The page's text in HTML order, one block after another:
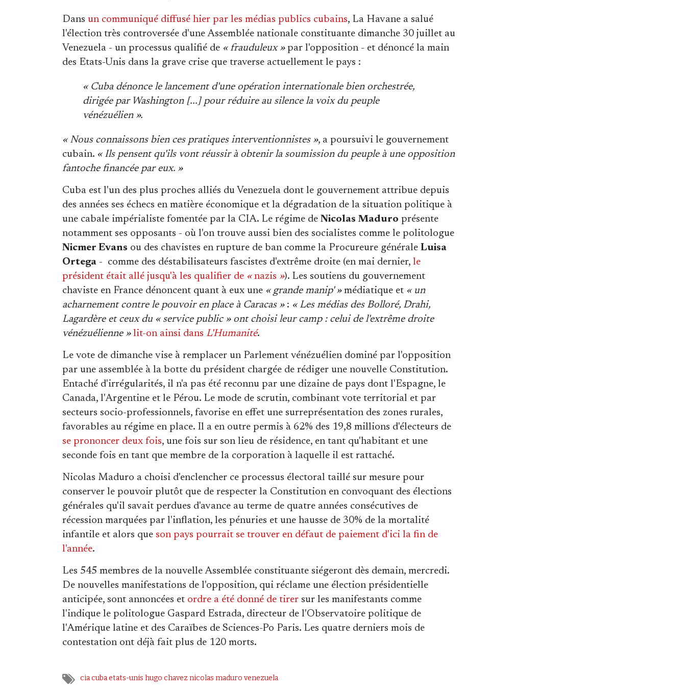
Dans un communiqué diffusé hier par les médias publics cubains, La Havane a salué
l'élection très controversée d'une Assemblée nationale constituante dimanche 30 juillet au
Venezuela - un processus qualifié de « frauduleux »par l'opposition - et dénoncé la main
des Etats-Unis dans la grave crise que traverse actuellement le pays :
« Cuba dénonce le lancement d'une opération internationale bien orchestrée,
dirigée par Washington [...] pour réduire au silence la voix du peuple
vénézuélien ».
« Nous connaissons bien ces pratiques interventionnistes », a poursuivi le gouvernement
cubain. « Ils pensent qu'ils vont réussir à obtenir la soumission du peuple à une opposition
fantoche financée par eux. »
Cuba est l'un des plus proches alliés du Venezuela dont le gouvernement attribue depuis
des années ses échecs en matière économique et la dégradation de la situation politique à
une cabale impérialiste fomentée par la CIA. Le régime de Nicolas Maduro présente
notamment ses opposants - où l'on trouve aussi bien des socialistes comme le politologue
Nicmer Evans ou des chavistes en rupture de ban comme la Procureure générale Luisa
Ortega - comme des déstabilisateurs fascistes d'extrême droite (en mai dernier, le
président était allé jusqu'à les qualifier de « nazis »). Les soutiens du gouvernement
chaviste en France dénoncent quant à eux une « grande manip' »médiatique et « un
acharnement contre le pouvoir en place à Caracas »: « Les médias des Bolloré, Drahi,
Lagardère et ceux du « service public » ont choisi leur camp : celui de l'extrême droite
vénézuélienne » lit-on ainsi dans L'Humanité.
Le vote de dimanche vise à remplacer un Parlement vénézuélien dominé par l'opposition
par une assemblée à la botte du président chargée de rédiger une nouvelle Constitution.
Entaché d'irrégularités, il n'a pas été reconnu par une dizaine de pays dont l'Espagne, le
Canada, l'Argentine et le Pérou. Le mode de scrutin, combinant vote territorial et par
secteurs socio-professionnels, favorise en effet une surreprésentation des zones rurales,
favorables au régime en place. Il a en outre permis à 62% des 19,8 millions d'électeurs de
se prononcer deux fois, une fois sur son lieu de résidence, en tant qu'habitant et une
seconde fois en tant que membre de la corporation à laquelle il est rattaché.
Nicolas Maduro a choisi d'enclencher ce processus électoral taillé sur mesure pour
conserver le pouvoir plutôt que de respecter la Constitution en convoquant des élections
générales qu'il savait perdues d'avance au terme de quatre années consécutives de
récession marquées par l'inflation, les pénuries et une hausse de 30% de la mortalité
infantile et alors que son pays pourrait se trouver en défaut de paiement d'ici la fin de
l'année.
Les 545 membres de la nouvelle Assemblée constituante siégeront dès demain, mercredi.
De nouvelles manifestations de l'opposition, qui réclame une élection présidentielle
anticipée, sont annoncées et ordre a été donné de tirer sur les manifestants comme
l'indique le politologue Gaspard Estrada, directeur de l'Observatoire politique de
l'Amérique latine et des Caraïbes de Sciences-Po Paris. Les quatre derniers mois de
contestation ont déjà fait plus de 120 morts.
ciacubaetats-unis hugo chavez nicolas maduro venezuela